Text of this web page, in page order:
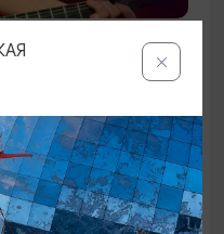
«Янтарь-холл»